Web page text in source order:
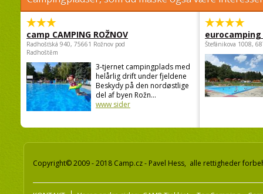
camp CAMPING ROŽNOV
Radhošťská 940, 75661 Rožnov pod
Radhoštěm
3-tjernet campingplads med
helårlig drift under fjeldene
Beskydy på den nordøstlige
del af byen Rožn...
www sider
Štefánikova 1008,
Copyright© 2009 - 2018 Camp.cz - Pavel Hess, alle rettigheder